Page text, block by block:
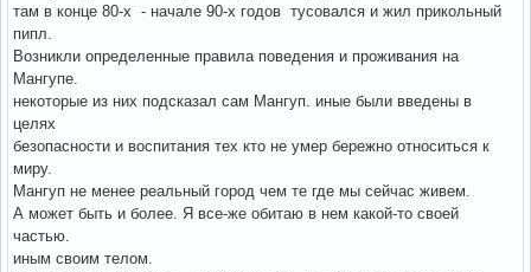
там в конце 80-х - начале 90-х годов тусовался и жил прикольный
пипл.
Возникли определенные правила поведения и проживания на
Мангупе.
некоторые из них подсказал сам Мангуп. иные были введены в
целях
безопасности и воспитания тех кто не умер бережно относиться к
миру.
Мангуп не менее реальный город чем те где мы сейчас живем.
А может быть и более. Я все-же обитаю в нем какой-то своей
частью.
иным своим телом.